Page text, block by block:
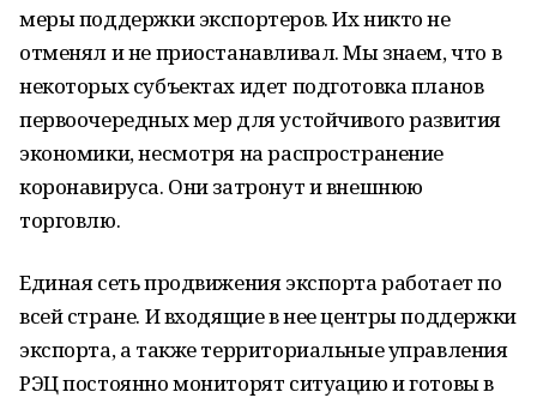
меры поддержки экспортеров. Их никто не
отменял и не приостанавливал. Мы знаем, что в
некоторых субъектах идет подготовка планов
первоочередных мер для устойчивого развития
экономики, несмотря на распространение
коронавируса. Они затронут и внешнюю
торговлю.
Единая сеть продвижения экспорта работает по
всей стране. И входящие в нее центры поддержки
экспорта, а также территориальные управления
РЭЦ постоянно мониторят ситуацию и готовы в